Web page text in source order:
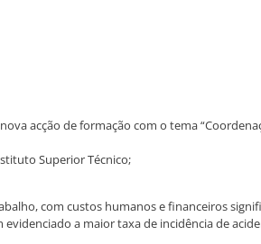
acção de formação com o tema
Superior Técnico;
com custos humanos e financeiros
a maior taxa de incidência de